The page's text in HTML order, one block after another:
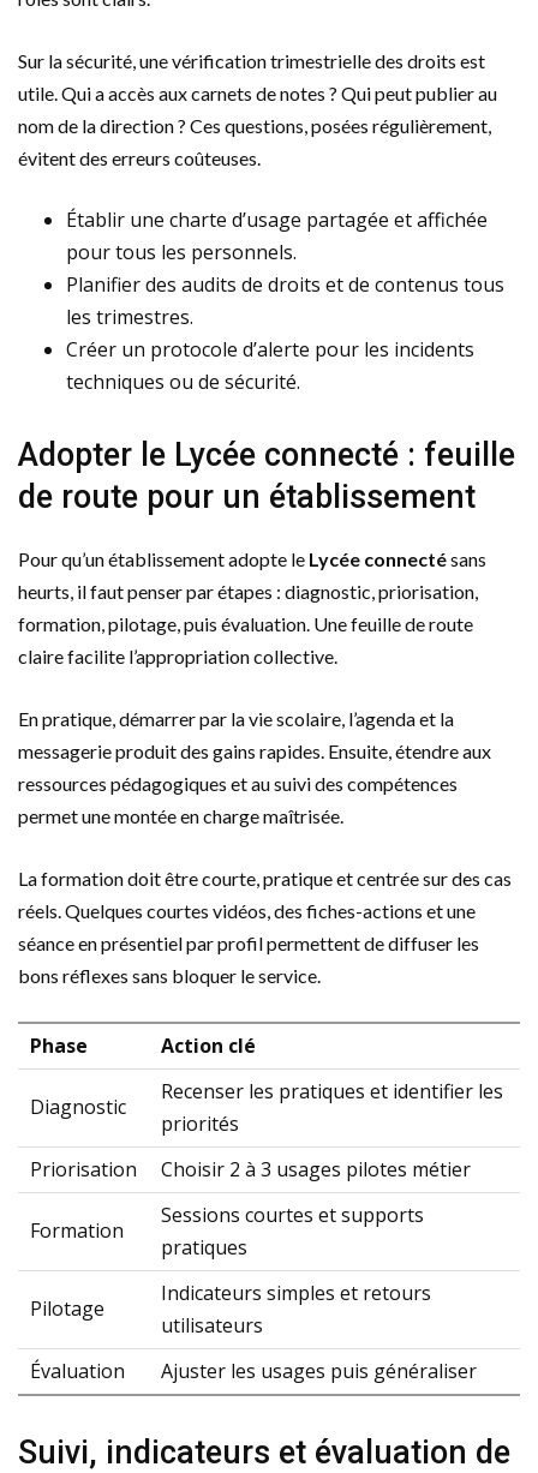
Sur la sécurité, une vérification trimestrielle des droits est
utile. Qui a accès aux carnets de notes ? Qui peut publier au
nom de la direction ? Ces questions, posées régulièrement,
évitent des erreurs coûteuses.
Établir une charte d’usage partagée et affichée
pour tous les personnels.
Planifier des audits de droits et de contenus tous
les trimestres.
Créer un protocole d’alerte pour les incidents
techniques ou de sécurité.
Adopter le Lycée connecté : feuille
de route pour un établissement
Pour qu’un établissement adopte le Lycée connectésans
heurts, il faut penser par étapes : diagnostic, priorisation,
formation, pilotage, puis évaluation. Une feuille de route
claire facilite l’appropriation collective.
En pratique, démarrer par la vie scolaire, l’agenda et la
messagerie produit des gains rapides. Ensuite, étendre aux
ressources pédagogiques et au suivi des compétences
permet une montée en charge maîtrisée.
La formation doit être courte, pratique et centrée sur des cas
réels. Quelques courtes vidéos, des fiches-actions et une
séance en présentiel par profil permettent de diffuser les
bons réflexes sans bloquer le service.
Phase Action clé
Diagnostic
Recenser les pratiques et identifier les
priorités
Priorisation
Choisir 2 à 3 usages pilotes métier
Formation
Sessions courtes et supports
pratiques
Pilotage
Indicateurs simples et retours
utilisateurs
Évaluation
Ajuster les usages puis généraliser
Suivi, indicateurs et évaluation de